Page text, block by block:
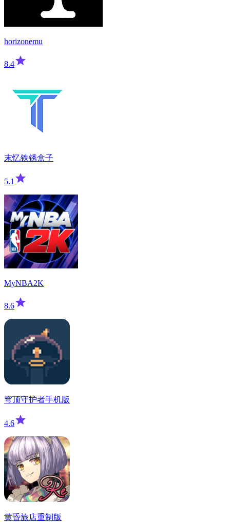
horizonemu
8.4
末忆铁锈盒子
5.1
MyNBA2K
8.6
穹顶守护者手机版
4.6
黄昏旅店重制版